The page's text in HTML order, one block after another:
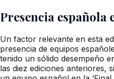
Presencia española
Un factor relevante en esta
presencia de equipos
tenido un sólido desempeño
las diez ediciones anteriores,